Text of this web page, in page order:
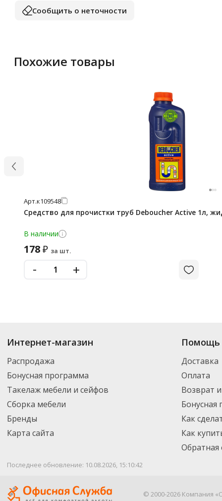
Сообщить о неточности
Похожие товары
Арт.к109548
Средство для прочистки труб Deboucher Active 1л,
В наличии
178₽ за шт.
- +
Интернет-магазин
Распродажа
Бонусная программа
Такелаж мебели и сейфов
Сборка мебели
Бренды
Карта сайта
Помощь
Доставка
Оплата
Возврат
Бонусная
Как
Как
Обратная
Последнее обновление: 10.08.2026, 15:10:42
© 2000-2026 Компания